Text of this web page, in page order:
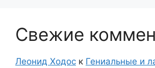
Свежие
Леонид Ходос к Гениальные и